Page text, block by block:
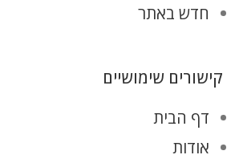
חדש באתר
קישורים שימושיים
דף הבית
אודות